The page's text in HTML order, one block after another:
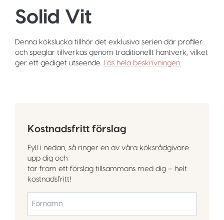
Solid Vit
Denna kökslucka tillhör det exklusiva serien där profiler
och speglar tillverkas genom traditionellt hantverk, vilket
ger ett gediget utseende. Läs hela beskrivningen.
Kostnadsfritt förslag
Fyll i nedan, så ringer en av våra köksrådgivare
upp dig och
tar fram ett förslag tillsammans med dig – helt
kostnadsfritt!